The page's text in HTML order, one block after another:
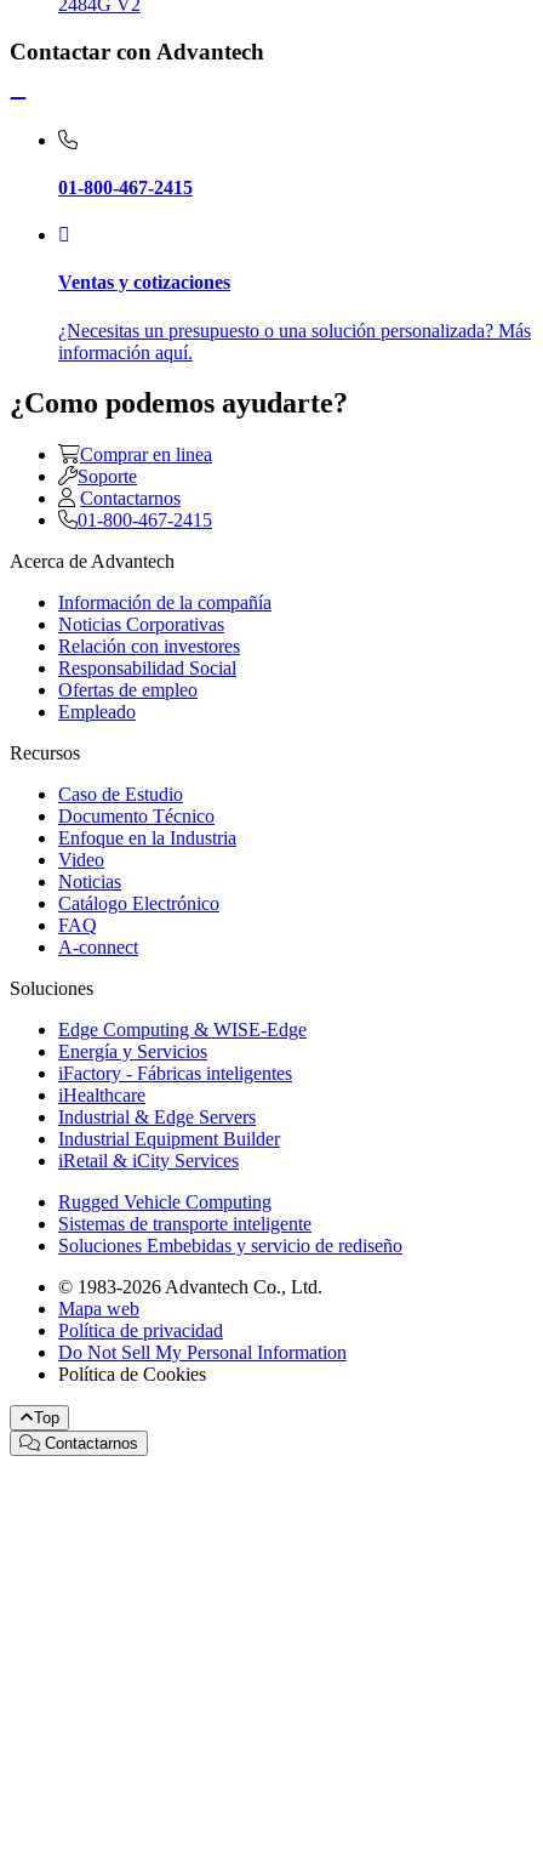
2484G V2
Contactar con Advantech
01-800-467-2415
Ventas y cotizaciones
¿Necesitas un presupuesto o una solución personalizada? Más
información aquí.
¿Como podemos ayudarte?
Comprar en linea
Soporte
Contactarnos
01-800-467-2415
Acerca de Advantech
Información de la compañía
Noticias Corporativas
Relación con investores
Responsabilidad Social
Ofertas de empleo
Empleado
Recursos
Caso de Estudio
Documento Técnico
Enfoque en la Industria
Video
Noticias
Catálogo Electrónico
FAQ
A-connect
Soluciones
Edge Computing & WISE-Edge
Energía y Servicios
iFactory - Fábricas inteligentes
iHealthcare
Industrial & Edge Servers
Industrial Equipment Builder
iRetail & iCity Services
Rugged Vehicle Computing
Sistemas de transporte inteligente
Soluciones Embebidas y servicio de rediseño
© 1983-2026 Advantech Co., Ltd.
Mapa web
Política de privacidad
Do Not Sell My Personal Information
Política de Cookies
Top
Contactarnos